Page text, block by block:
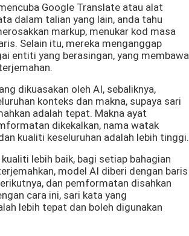
Google Translate atau alat
dalam talian yang lain, anda tahu
markup, menukar kod masa
Selain itu, mereka menganggap
entiti yang berasingan, yang membawa
dikuasakan oleh AI, sebaliknya,
konteks dan makna, supaya sari
adalah tepat. Makna ayat
dikekalkan, nama watak
kualiti keseluruhan adalah lebih tinggi.
lebih baik, bagi setiap bahagian
model AI diberi dengan baris
dan pemformatan disahkan
cara ini, sari kata yang
lebih tepat dan boleh digunakan